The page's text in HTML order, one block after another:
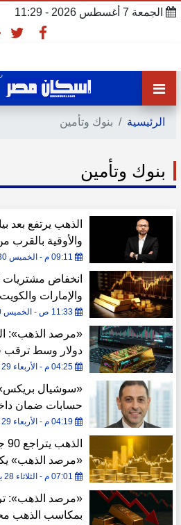
الجمعة 7 أغسطس 2026 - 11:29
الرئيسية بنوك وتأمين
بنوك وتأمين
الذهب يرتفع بعد
والأوقية بالقرب من 4100
09:11 م - الخميس 30 يوليو 2026
انخفاض مشتريات
في النصف الأول من
11:33 ص - الخميس 30 يوليو 2026
دولار وسط ترقب
04:25 م - الأربعاء 29 يوليو 2026
«سوشيال بريكس»
حسابات ضمان
في مصر
04:19 م - الأربعاء 29 يوليو 2026
المرصعة
07:01 م - الثلاثاء 28 يوليو 2026
«مرصد الذهب»: